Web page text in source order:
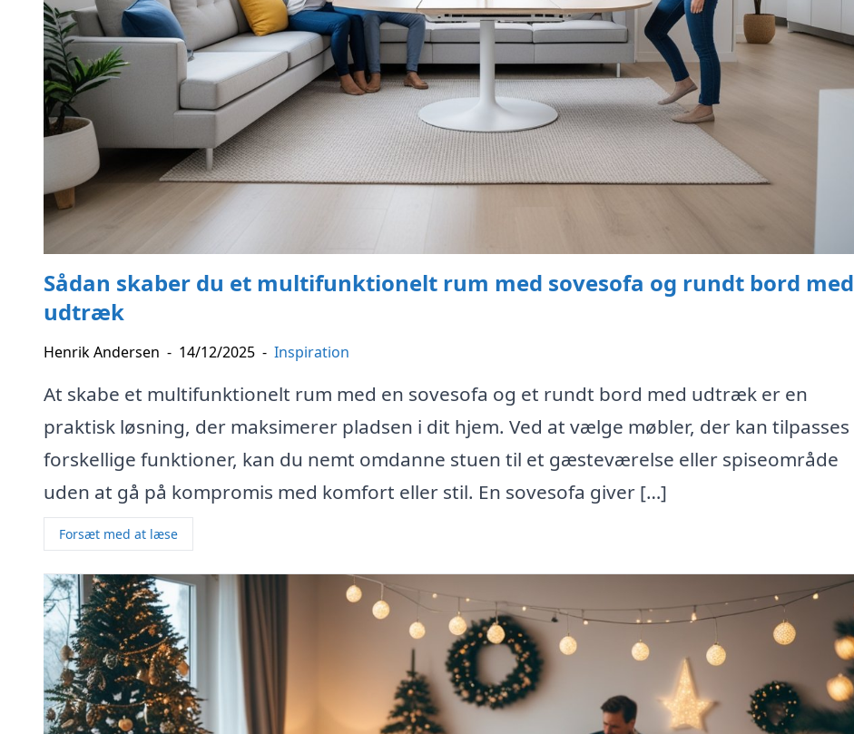
Sådan skaber du et multifunktionelt rum med sovesofa og rundt bord med
udtræk
Henrik Andersen - 14/12/2025 - Inspiration
At skabe et multifunktionelt rum med en sovesofa og et rundt bord med udtræk er en
praktisk løsning, der maksimerer pladsen i dit hjem. Ved at vælge møbler, der kan tilpasses
forskellige funktioner, kan du nemt omdanne stuen til et gæsteværelse eller spiseområde
uden at gå på kompromis med komfort eller stil. En sovesofa giver […]
Forsæt med at læse